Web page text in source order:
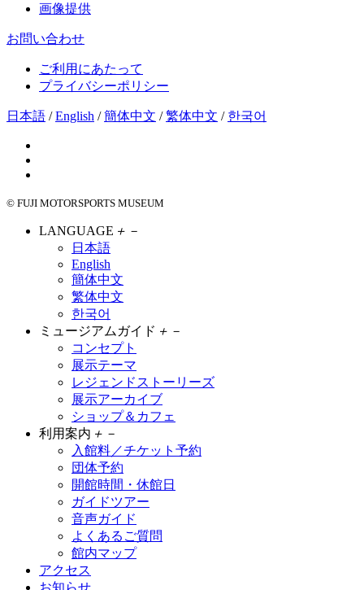
画像提供
お問い合わせ
ご利用にあたって
プライバシーポリシー
日本語 /English /簡体中文 /繁体中文 / 한국어
© FUJI MOTORSPORTS MUSEUM
LANGUAGE ＋ －
日本語
English
簡体中文
繁体中文
한국어
ミュージアムガイド ＋ －
コンセプト
展示テーマ
レジェンドストーリーズ
展示アーカイブ
ショップ＆カフェ
利用案内 ＋ －
入館料／チケット予約
団体予約
開館時間・休館日
ガイドツアー
音声ガイド
よくあるご質問
館内マップ
アクセス